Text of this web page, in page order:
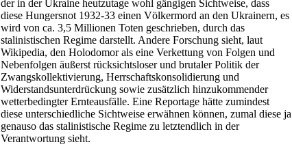
der in der Ukraine heutzutage wohl gängigen Sichtweise, dass
diese Hungersnot 1932-33 einen Völkermord an den Ukrainern, es
wird von ca. 3,5 Millionen Toten geschrieben, durch das
stalinistischen Regime darstellt. Andere Forschung sieht, laut
Wikipedia, den Holodomor als eine Verkettung von Folgen und
Nebenfolgen äußerst rücksichtsloser und brutaler Politik der
Zwangskollektivierung, Herrschaftskonsolidierung und
Widerstandsunterdrückung sowie zusätzlich hinzukommender
wetterbedingter Ernteausfälle. Eine Reportage hätte zumindest
diese unterschiedliche Sichtweise erwähnen können, zumal diese ja
genauso das stalinistische Regime zu letztendlich in der
Verantwortung sieht.